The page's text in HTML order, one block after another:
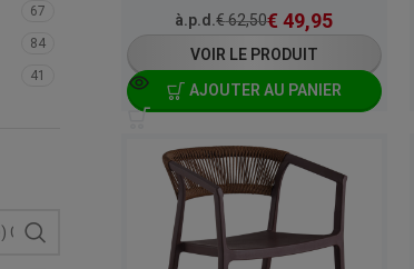
67
84
41
à.p.d.€62,50€ 49,95
VOIR LE PRODUIT
AJOUTER AU PANIER